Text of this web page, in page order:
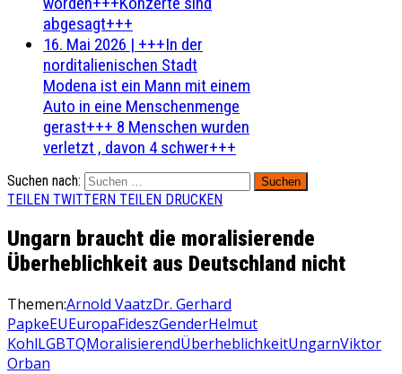
abgesagt+++
16. Mai 2026 | +++In der
norditalienischen Stadt
Modena ist ein Mann mit einem
Auto in eine Menschenmenge
gerast+++ 8 Menschen wurden
verletzt , davon 4 schwer+++
Suchen nach:
TEILEN TWITTERN TEILEN DRUCKEN
Ungarn braucht die moralisierende
Überheblichkeit aus Deutschland nicht
Themen:Arnold VaatzDr. Gerhard
PapkeEUEuropaFideszGenderHelmut
KohlLGBTQMoralisierendÜberheblichkeitUngarnViktor
Orban